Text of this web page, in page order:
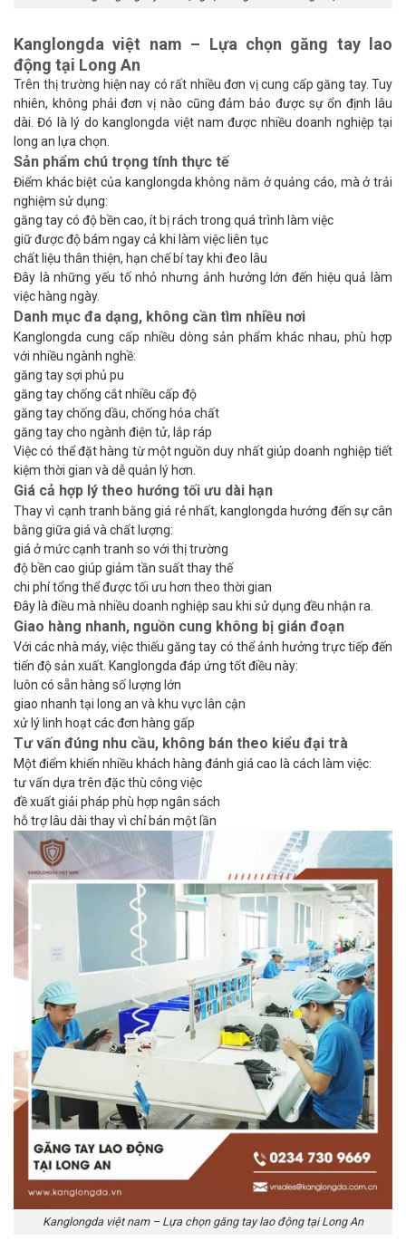
Kanglongda việt nam – Lựa chọn găng tay lao
động tại Long An
Trên thị trường hiện nay có rất nhiều đơn vị cung cấp găng tay. Tuy
nhiên, không phải đơn vị nào cũng đảm bảo được sự ổn định lâu
dài. Đó là lý do kanglongda việt nam được nhiều doanh nghiệp tại
long an lựa chọn.
Sản phẩm chú trọng tính thực tế
Điểm khác biệt của kanglongda không nằm ở quảng cáo, mà ở trải
nghiệm sử dụng:
găng tay có độ bền cao, ít bị rách trong quá trình làm việc
giữ được độ bám ngay cả khi làm việc liên tục
chất liệu thân thiện, hạn chế bí tay khi đeo lâu
Đây là những yếu tố nhỏ nhưng ảnh hưởng lớn đến hiệu quả làm
việc hàng ngày.
Danh mục đa dạng, không cần tìm nhiều nơi
Kanglongda cung cấp nhiều dòng sản phẩm khác nhau, phù hợp
với nhiều ngành nghề:
găng tay sợi phủ pu
găng tay chống cắt nhiều cấp độ
găng tay chống dầu, chống hóa chất
găng tay cho ngành điện tử, lắp ráp
Việc có thể đặt hàng từ một nguồn duy nhất giúp doanh nghiệp tiết
kiệm thời gian và dễ quản lý hơn.
Giá cả hợp lý theo hướng tối ưu dài hạn
Thay vì cạnh tranh bằng giá rẻ nhất, kanglongda hướng đến sự cân
bằng giữa giá và chất lượng:
giá ở mức cạnh tranh so với thị trường
độ bền cao giúp giảm tần suất thay thế
chi phí tổng thể được tối ưu hơn theo thời gian
Đây là điều mà nhiều doanh nghiệp sau khi sử dụng đều nhận ra.
Giao hàng nhanh, nguồn cung không bị gián đoạn
Với các nhà máy, việc thiếu găng tay có thể ảnh hưởng trực tiếp đến
tiến độ sản xuất. Kanglongda đáp ứng tốt điều này:
luôn có sẵn hàng số lượng lớn
giao nhanh tại long an và khu vực lân cận
xử lý linh hoạt các đơn hàng gấp
Tư vấn đúng nhu cầu, không bán theo kiểu đại trà
Một điểm khiến nhiều khách hàng đánh giá cao là cách làm việc:
tư vấn dựa trên đặc thù công việc
đề xuất giải pháp phù hợp ngân sách
hỗ trợ lâu dài thay vì chỉ bán một lần
Kanglongda việt nam – Lựa chọn găng tay lao động tại Long An